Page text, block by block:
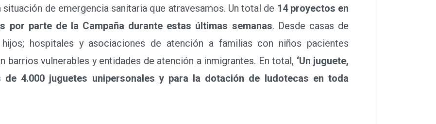
de emergencia sanitaria que atravesamos. Un total de 14 proyectos en
por parte de la Campaña durante estas últimas semanas. Desde casas de
hospitales y asociaciones de atención a familias con niños pacientes
barrios vulnerables y entidades de atención a inmigrantes. En total, ‘Un juguete,
de 4.000 juguetes unipersonales y para la dotación de ludotecas en toda